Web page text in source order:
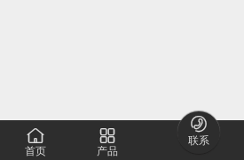

首页

产品

联系